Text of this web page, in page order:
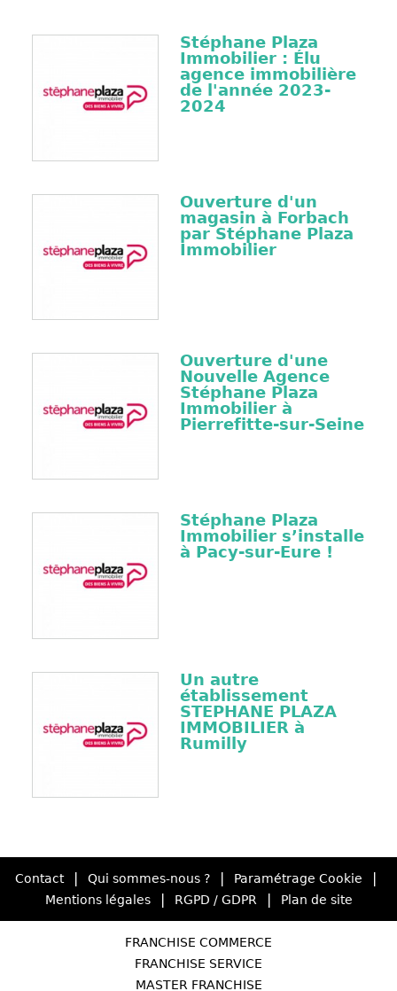
Stéphane Plaza
Immobilier : Élu
agence immobilière
de l'année 2023-
2024
Ouverture d'un
magasin à Forbach
par Stéphane Plaza
Immobilier
Ouverture d'une
Nouvelle Agence
Stéphane Plaza
Immobilier à
Pierrefitte-sur-Seine
Stéphane Plaza
Immobilier s’installe
à Pacy-sur-Eure !
Un autre
établissement
STEPHANE PLAZA
IMMOBILIER à
Rumilly
Contact Qui sommes-nous ? Paramétrage Cookie
Mentions légales RGPD / GDPR Plan de site
FRANCHISE COMMERCE
FRANCHISE SERVICE
MASTER FRANCHISE